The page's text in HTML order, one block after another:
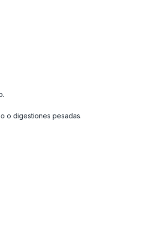
o digestiones pesadas.